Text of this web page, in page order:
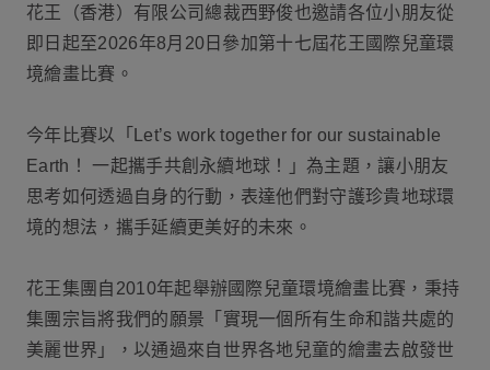
花王（香港）有限公司總裁西野俊也邀請各位小朋友從
即日起至2026年8月20日參加第十七屆花王國際兒童環
境繪畫比賽。
今年比賽以「Let’s work together for our sustainable
Earth！ 一起攜手共創永續地球！」為主題，讓小朋友
思考如何透過自身的行動，表達他們對守護珍貴地球環
境的想法，攜手延續更美好的未來。
花王集團自2010年起舉辦國際兒童環境繪畫比賽，秉持
集團宗旨將我們的願景「實現一個所有生命和諧共處的
美麗世界」，以通過來自世界各地兒童的繪畫去啟發世